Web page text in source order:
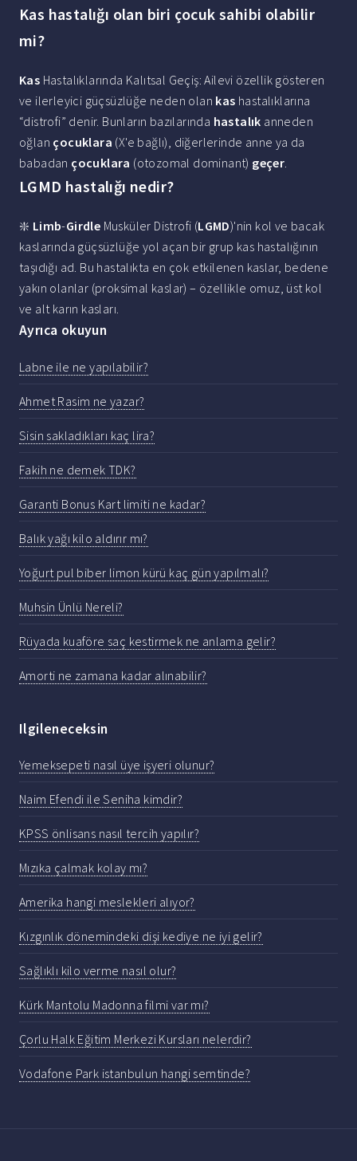
Kas hastalığı olan biri çocuk sahibi olabilir
mi?
Kas Hastalıklarında Kalıtsal Geçiş: Ailevi özellik gösteren
ve ilerleyici güçsüzlüğe neden olan kas hastalıklarına
“distrofi” denir. Bunların bazılarında hastalık anneden
oğlan çocuklara (X'e bağlı), diğerlerinde anne ya da
babadan çocuklara (otozomal dominant) geçer.
LGMD hastalığı nedir?
❇️ Limb-Girdle Musküler Distrofi (LGMD)'nin kol ve bacak
kaslarında güçsüzlüğe yol açan bir grup kas hastalığının
taşıdığı ad. Bu hastalıkta en çok etkilenen kaslar, bedene
yakın olanlar (proksimal kaslar) – özellikle omuz, üst kol
ve alt karın kasları.
Ayrıca okuyun
Labne ile ne yapılabilir?
Ahmet Rasim ne yazar?
Sisin sakladıkları kaç lira?
Fakih ne demek TDK?
Garanti Bonus Kart limiti ne kadar?
Balık yağı kilo aldırır mı?
Yoğurt pul biber limon kürü kaç gün yapılmalı?
Muhsin Ünlü Nereli?
Rüyada kuaföre saç kestirmek ne anlama gelir?
Amorti ne zamana kadar alınabilir?
Ilgileneceksin
Yemeksepeti nasıl üye işyeri olunur?
Naim Efendi ile Seniha kimdir?
KPSS önlisans nasıl tercih yapılır?
Mızıka çalmak kolay mı?
Amerika hangi meslekleri alıyor?
Kızgınlık dönemindeki dişi kediye ne iyi gelir?
Sağlıklı kilo verme nasıl olur?
Kürk Mantolu Madonna filmi var mı?
Çorlu Halk Eğitim Merkezi Kursları nelerdir?
Vodafone Park istanbulun hangi semtinde?